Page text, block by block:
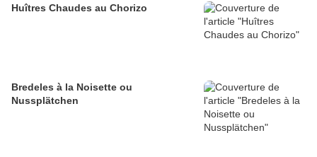
Huîtres Chaudes au Chorizo
Bredeles à la Noisette ou
Nussplätchen